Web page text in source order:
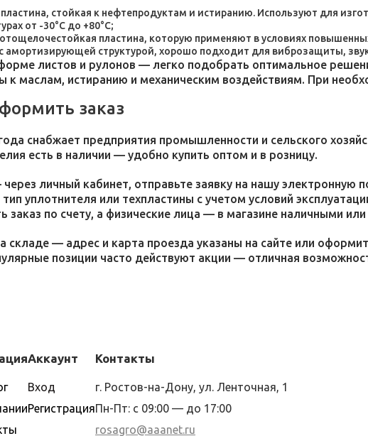
стойкая к нефтепродуктам и истиранию. Используют для
от -30°C до +80°C;
пластина, которую применяют в условиях повышенных
амортизирующей структурой, хорошо подходит для виброзащиты,
листов и рулонов — легко подобрать оптимальное
к маслам, истиранию и механическим воздействиям. При
заказ
снабжает предприятия промышленности и сельского
есть в наличии — удобно купить оптом и в розницу.
личный кабинет, отправьте заявку на нашу электронную
уплотнителя или техпластины с учетом условий
заказ по счету, а физические лица — в магазине наличными
складе — адрес и карта проезда указаны на сайте или
позиции часто действуют акции — отличная
Аккаунт
Вход
Регистрация
Контакты
г. Ростов-на-Дону, ул. Ленточная, 1
Пн-Пт: с 09:00 — до 17:00
rosagro@aaanet.ru